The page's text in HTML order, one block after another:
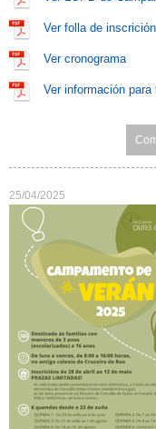
Ver folla de inscrición
Ver cronograma
Ver información
25/04/2025